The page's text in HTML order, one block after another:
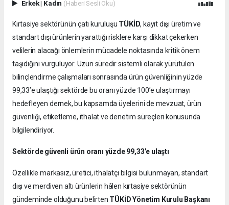
Erkek| Kadın (Haberi Sesli Oku)
Kırtasiye sektörünün çatı kuruluşu TÜKİD, kayıt dışı üretim ve
standart dışı ürünlerin yarattığı risklere karşı dikkat çekerken
velilerin alacağı önlemlerin mücadele noktasında kritik önem
taşıdığını vurguluyor. Uzun süredir sistemli olarak yürütülen
bilinçlendirme çalışmaları sonrasında ürün güvenliğinin yüzde
99,33’e ulaştığı sektörde bu oranı yüzde 100’e ulaştırmayı
hedefleyen dernek, bu kapsamda üyelerini de mevzuat, ürün
güvenliği, etiketleme, ithalat ve denetim süreçleri konusunda
bilgilendiriyor.
Sektörde güvenli ürün oranı yüzde 99,33’e ulaştı
Özellikle markasız, üretici, ithalatçı bilgisi bulunmayan, standart
dışı ve merdiven altı ürünlerin hâlen kırtasiye sektörünün
gündeminde olduğunu belirten TÜKİD Yönetim Kurulu Başkanı